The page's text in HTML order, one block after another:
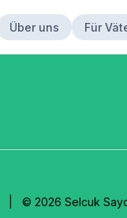
Über uns Für
| © 2026 Selcuk